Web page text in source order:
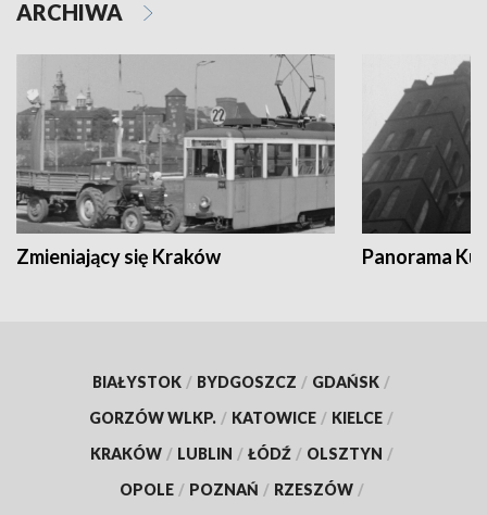
ARCHIWA
Zmieniający się Kraków Panorama
BIAŁYSTOK / BYDGOSZCZ / GDAŃSK /
GORZÓW WLKP. / KATOWICE / KIELCE /
KRAKÓW / LUBLIN / ŁÓDŹ / OLSZTYN /
OPOLE / POZNAŃ / RZESZÓW /